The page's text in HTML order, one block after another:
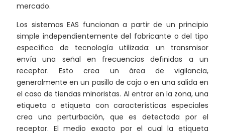
mercado.
Los sistemas EAS funcionan a partir de un principio
simple independientemente del fabricante o del tipo
específico de tecnología utilizada: un transmisor
envía una señal en frecuencias definidas a un
receptor. Esto crea un área de vigilancia,
generalmente en un pasillo de caja o en una salida en
el caso de tiendas minoristas. Al entrar en la zona, una
etiqueta o etiqueta con características especiales
crea una perturbación, que es detectada por el
receptor. El medio exacto por el cual la etiqueta